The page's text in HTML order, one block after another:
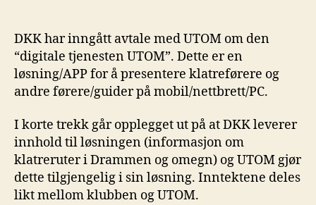
DKK har inngått avtale med UTOM om den
“digitale tjenesten UTOM”. Dette er en
løsning/APP for å presentere klatreførere og
andre førere/guider på mobil/nettbrett/PC.
I korte trekk går opplegget ut på at DKK leverer
innhold til løsningen (informasjon om
klatreruter i Drammen og omegn) og UTOM gjør
dette tilgjengelig i sin løsning. Inntektene deles
likt mellom klubben og UTOM.